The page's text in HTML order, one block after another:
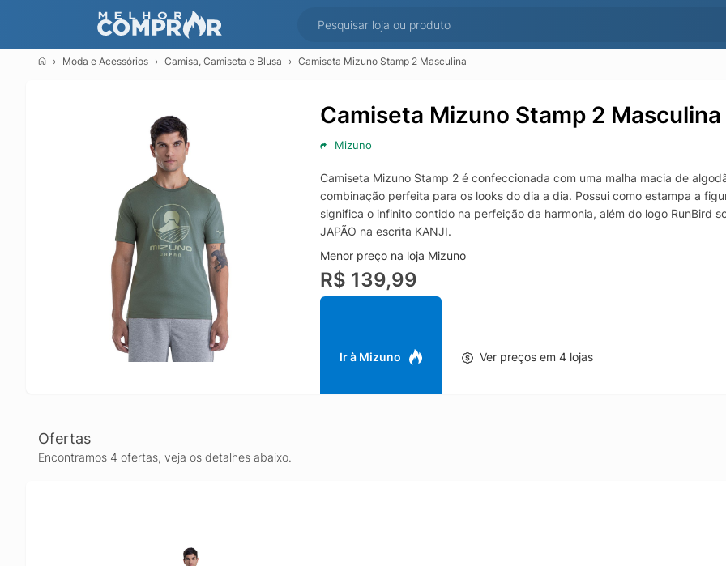
Moda e Acessórios Camisa, Camiseta e Blusa Camiseta Mizuno Stamp 2 Masculina
Camiseta Mizuno Stamp 2 Masculina
Mizuno
Camiseta Mizuno Stamp 2 é confeccionada com uma malha macia de
combinação perfeita para os looks do dia a dia. Possui como estampa a
significa o infinito contido na perfeição da harmonia, além do logo RunBird
JAPÃO na escrita KANJI.
Menor preço na loja Mizuno
R$ 139,99
Ir à Mizuno Ver preços em 4 lojas
Ofertas
Encontramos 4 ofertas, veja os detalhes abaixo.